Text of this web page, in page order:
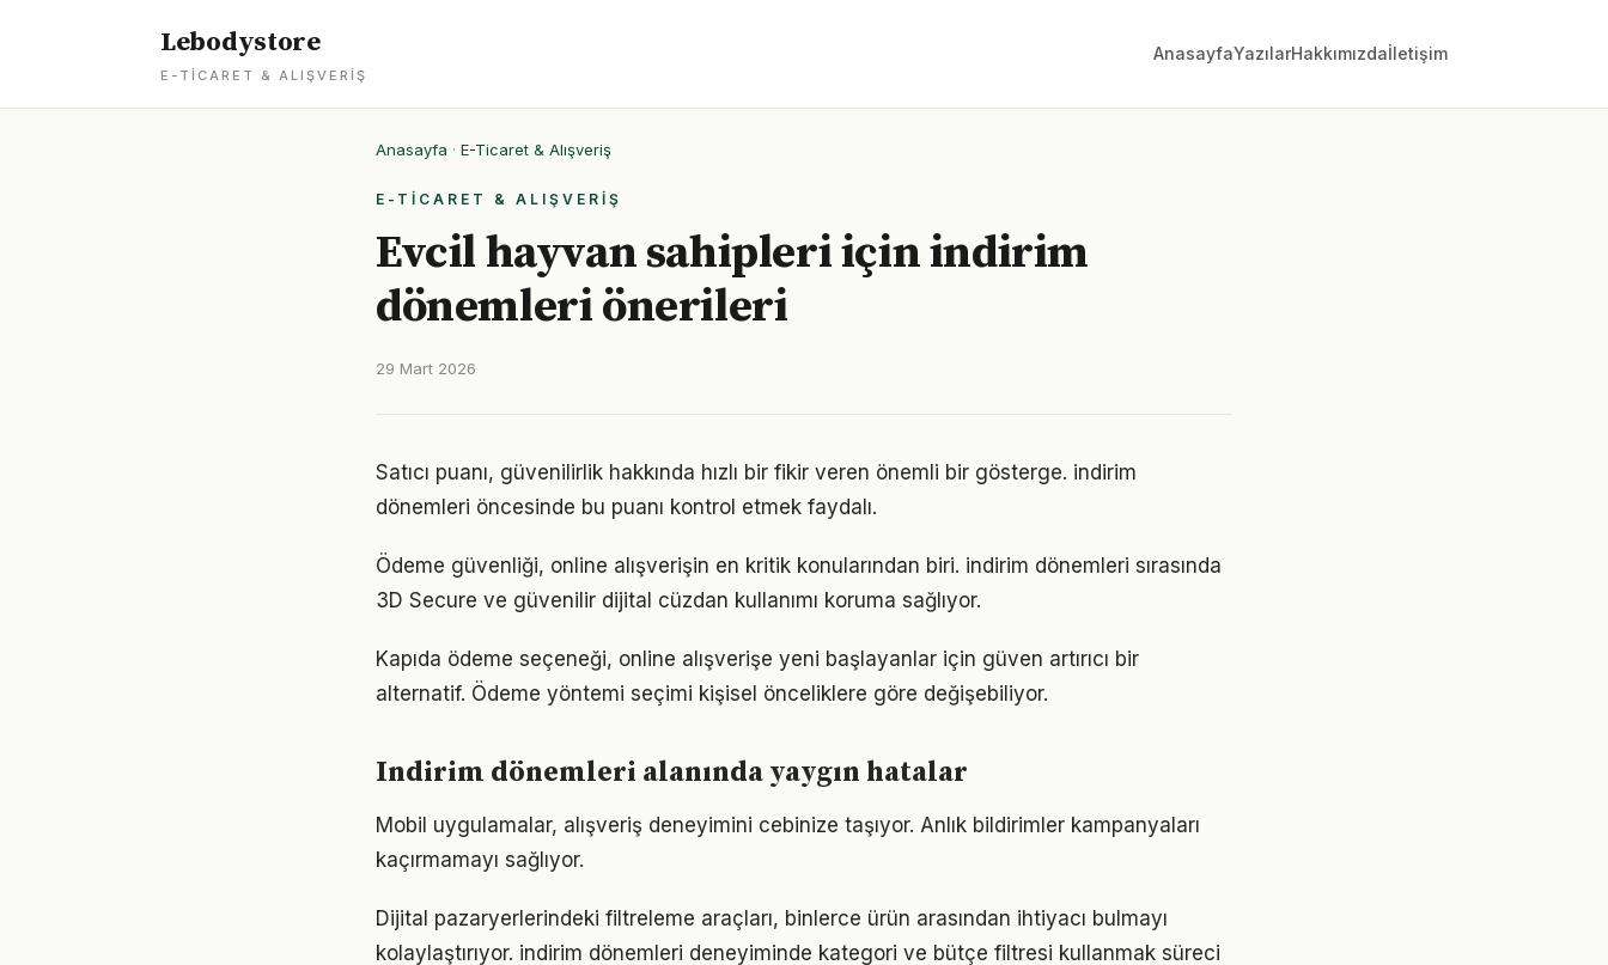
Lebodystore
E-TICARET & ALIŞVERIŞ
AnasayfaYazılarHakkımızdaİletişim
Anasayfa · E-Ticaret & Alışveriş
E-TICARET & ALIŞVERIŞ
Evcil hayvan sahipleri için indirim
dönemleri önerileri
29 Mart 2026
Satıcı puanı, güvenilirlik hakkında hızlı bir fikir veren önemli bir gösterge. indirim
dönemleri öncesinde bu puanı kontrol etmek faydalı.
Ödeme güvenliği, online alışverişin en kritik konularından biri. indirim dönemleri sırasında
3D Secure ve güvenilir dijital cüzdan kullanımı koruma sağlıyor.
Kapıda ödeme seçeneği, online alışverişe yeni başlayanlar için güven artırıcı bir
alternatif. Ödeme yöntemi seçimi kişisel önceliklere göre değişebiliyor.
Indirim dönemleri alanında yaygın hatalar
Mobil uygulamalar, alışveriş deneyimini cebinize taşıyor. Anlık bildirimler kampanyaları
kaçırmamayı sağlıyor.
Dijital pazaryerlerindeki filtreleme araçları, binlerce ürün arasından ihtiyacı bulmayı
kolaylaştırıyor. indirim dönemleri deneyiminde kategori ve bütçe filtresi kullanmak süreci